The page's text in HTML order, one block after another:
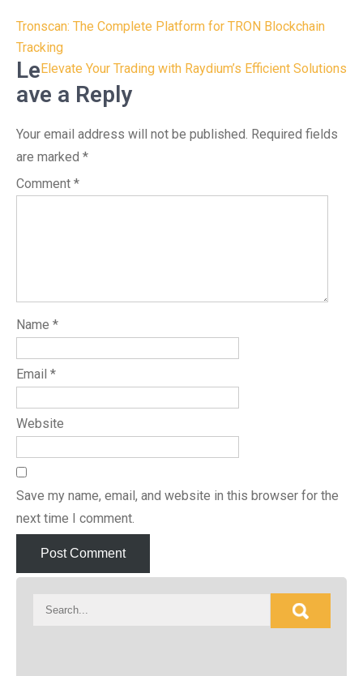
Post
navigation
Tronscan: The Complete Platform for TRON Blockchain
Tracking
Elevate Your Trading with Raydium’s Efficient Solutions
Le
ave a Reply
Your email address will not be published. Required fields
are marked *
Comment *
Name *
Email *
Website
Save my name, email, and website in this browser for the
next time I comment.